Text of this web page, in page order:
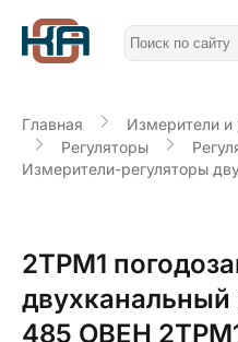
Главная
Измерители и
Регуляторы
Измерители-регуляторы
2ТРМ1
двухканальный
485 ОВЕН